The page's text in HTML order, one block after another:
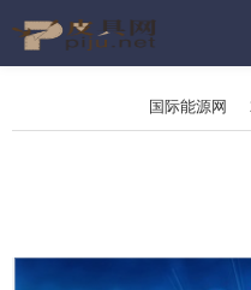
国际能源网